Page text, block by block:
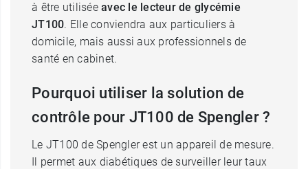
à être utilisée avec le lecteur de glycémie
JT100. Elle conviendra aux particuliers à
domicile, mais aussi aux professionnels de
santé en cabinet.
Pourquoi utiliser la solution de
contrôle pour JT100 de Spengler ?
Le JT100 de Spengler est un appareil de mesure.
Il permet aux diabétiques de surveiller leur taux